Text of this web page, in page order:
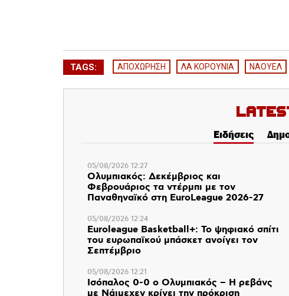
TAGS: ΑΠΟΧΩΡΗΣΗ ΛΑ ΚΟΡΟΥΝΙΑ ΝΑΟΥΕΛ
Ειδήσεις
05/08/2026 12:27
Ολυμπιακός: Δεκέμβριος και
Φεβρουάριος τα ντέρμπι με τον
Παναθηναϊκό στη EuroLeague 2026-27
05/08/2026 12:24
Euroleague Basketball+: Το ψηφιακό σπίτι
του ευρωπαϊκού μπάσκετ ανοίγει τον
Σεπτέμβριο
05/08/2026 12:21
Ισόπαλος 0-0 ο Ολυμπιακός – Η ρεβάνς
με Νάιμεχεν κρίνει την πρόκριση